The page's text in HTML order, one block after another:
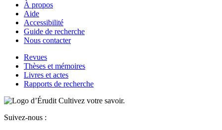
À propos
Aide
Accessibilité
Guide de recherche
Nous contacter
Revues
Thèses et mémoires
Livres et actes
Rapports de recherche
Cultivez votre savoir.
Suivez-nous :